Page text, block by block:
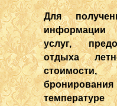
Для
информации
услуг,
отдыха